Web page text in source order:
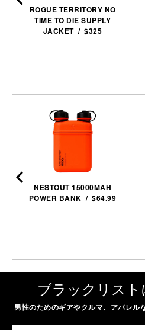
ROGUE TERRITORY NO
TIME TO DIE SUPPLY
JACKET / $325
NESTOUT 15000MAH
POWER BANK / $64.99
ブラックリスト
男性のためのギアやクルマ、アパレル